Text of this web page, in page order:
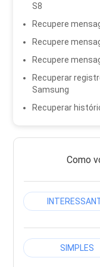
S8
Recupere
Recupere
Recupere
Recuperar
Samsung
Recuperar
Como
SIMPLES